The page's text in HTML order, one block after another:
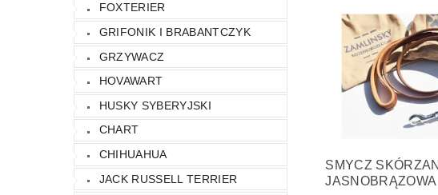
FOXTERIER
GRIFONIK I BRABANTCZYK
GRZYWACZ
HOVAWART
HUSKY SYBERYJSKI
CHART
CHIHUAHUA
JACK RUSSELL TERRIER
SMYCZ
JASNOBRĄZOWA